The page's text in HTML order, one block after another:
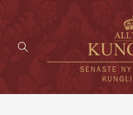
SENASTE